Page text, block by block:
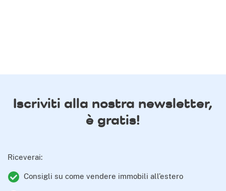
Iscriviti alla nostra newsletter,
è gratis!
Riceverai:
Consigli su come vendere immobili all’estero